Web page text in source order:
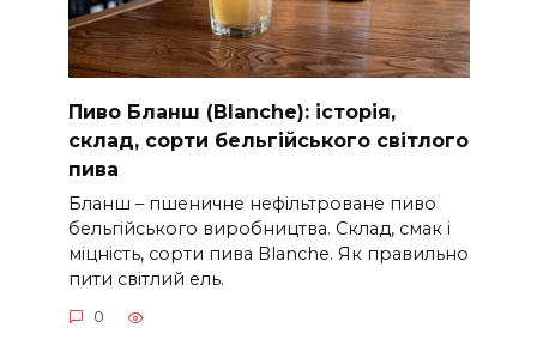
Пиво Бланш (Blanche): історія,
склад, сорти бельгійського світлого
пива
Бланш – пшеничне нефільтроване пиво
бельгійського виробництва. Склад, смак і
міцність, сорти пива Blanche. Як правильно
пити світлий ель.
0